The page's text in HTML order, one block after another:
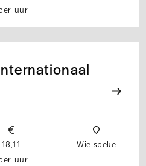
uur
18,11
uur
Wielsbeke